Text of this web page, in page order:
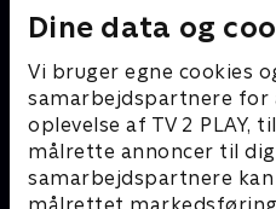
Dine data og
Vi bruger egne cookies
samarbejdspartnere for
oplevelse af TV 2 PLAY,
målrette annoncer til
samarbejdspartnere